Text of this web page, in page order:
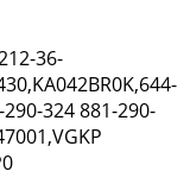
36-
324 881-290-